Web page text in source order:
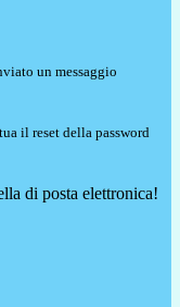
un messaggio
il reset della password
di posta elettronica!